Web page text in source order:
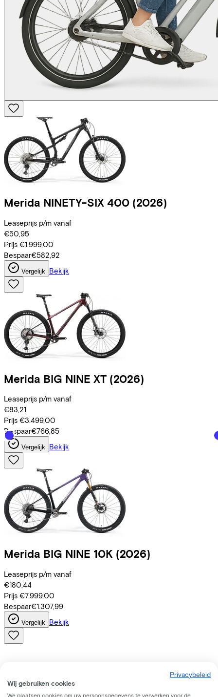
Merida NINETY-SIX 400 (2026)
Leaseprijs p/m vanaf
€50,95
Prijs €1.999,00
Bespaar€582,92
Vergelijk Bekijk
Merida BIG NINE XT (2026)
Leaseprijs p/m vanaf
€83,21
Prijs €3.499,00
Bespaar€766,85
Vergelijk Bekijk
Merida BIG NINE 10K (2026)
Leaseprijs p/m vanaf
€180,44
Prijs €7.999,00
Bespaar€1.307,99
Vergelijk Bekijk
Privacybeleid
Wij gebruiken cookies
We plaatsen cookies om uw persoonsgegevens te verwerken voor de